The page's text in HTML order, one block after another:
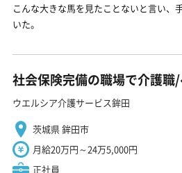
こんな大きな馬を見たことないと言い、
いた。
社会保険完備の職場で介護職
ウエルシア介護サービス鉾田
茨城県 鉾田市
月給20万円～24万5,000円
正社員